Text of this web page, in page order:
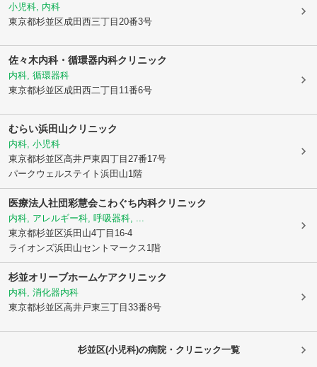
小児科, 内科
東京都杉並区成田西三丁目20番3号
佐々木内科・循環器内科クリニック
内科, 循環器科
東京都杉並区成田西二丁目11番6号
むらい浜田山クリニック
内科, 小児科
東京都杉並区高井戸東四丁目27番17号
パークウェルステイト浜田山1階
医療法人社団彩慧会こわぐち内科クリニック
内科, アレルギー科, 呼吸器科, ...
東京都杉並区浜田山4丁目16-4
ライオンズ浜田山セントマークス1階
杉並オリーブホームケアクリニック
内科, 消化器内科
東京都杉並区高井戸東三丁目33番8号
杉並区(小児科)の病院・クリニック一覧